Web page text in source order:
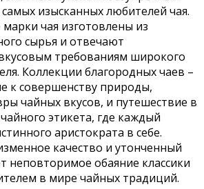
изысканных любителей чая.
чая изготовлены из
сырья и отвечают
требованиям широкого
Коллекции благородных чаев –
к совершенству природы,
чайных вкусов, и путешествие в
этикета, где каждый
аристократа в себе.
качество и утонченный
неповторимое обаяние классики
в мире чайных традиций.